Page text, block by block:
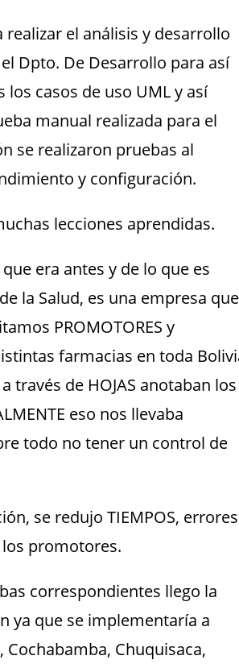
el análisis y desarrollo
Dpto. De Desarrollo para así
casos de uso UML y así
manual realizada para el
se realizaron pruebas al
y configuración.
lecciones aprendidas.
era antes y de lo que es
la Salud, es una empresa que
PROMOTORES y
farmacias en toda
través de HOJAS anotaban los
eso nos llevaba
todo no tener un control de
se redujo TIEMPOS, errores
los promotores.
correspondientes llego la
ya que se implementaría a
Cochabamba, Chuquisaca,